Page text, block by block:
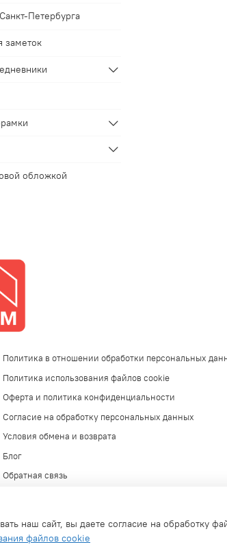
Петербурга
заметок
обложкой
Политика в отношении обработки персональных
Политика использования файлов cookie
Оферта и политика конфиденциальности
Согласие на обработку персональных данных
Условия обмена и возврата
Блог
Обратная связь
на inSales
наш сайт, вы даете согласие на обработку
файлов cookie